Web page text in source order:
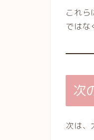
これら
ではな
次
次は、